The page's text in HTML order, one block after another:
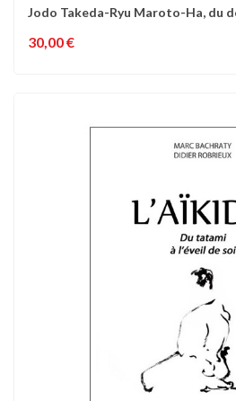
Jodo Takeda-Ryu Maroto-Ha, du
30,00 €